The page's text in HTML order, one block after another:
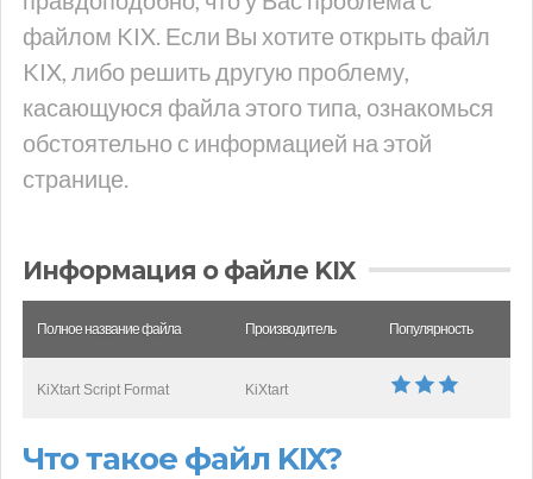
файлом KIX. Если Вы хотите открыть файл
KIX, либо решить другую проблему,
касающуюся файла этого типа, ознакомься
обстоятельно с информацией на этой
странице.
Информация о файле KIX
Полное название файла Производитель Популярность
KiXtart Script Format KiXtart
Что такое файл KIX?